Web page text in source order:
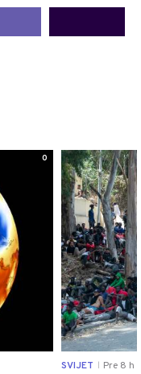
0
SVIJET Pre 8 h